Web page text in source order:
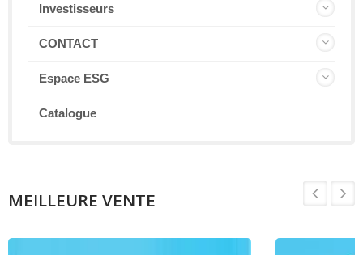
Investisseurs
CONTACT
Espace ESG
Catalogue
MEILLEURE VENTE